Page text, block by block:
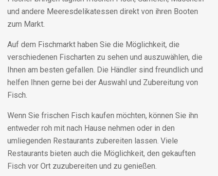
und andere Meeresdelikatessen direkt von ihren Booten
zum Markt.
Auf dem Fischmarkt haben Sie die Möglichkeit, die
verschiedenen Fischarten zu sehen und auszuwählen, die
Ihnen am besten gefallen. Die Händler sind freundlich und
helfen Ihnen gerne bei der Auswahl und Zubereitung von
Fisch.
Wenn Sie frischen Fisch kaufen möchten, können Sie ihn
entweder roh mit nach Hause nehmen oder in den
umliegenden Restaurants zubereiten lassen. Viele
Restaurants bieten auch die Möglichkeit, den gekauften
Fisch vor Ort zuzubereiten und zu genießen.